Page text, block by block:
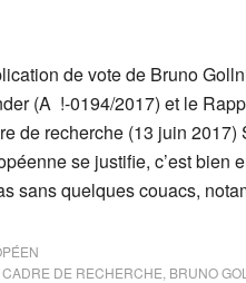
de vote de Bruno
(A !-0194/2017) et le
de recherche (13 juin 2017)
se justifie, c’est bien
sans quelques couacs,
DE RECHERCHE BRUNO